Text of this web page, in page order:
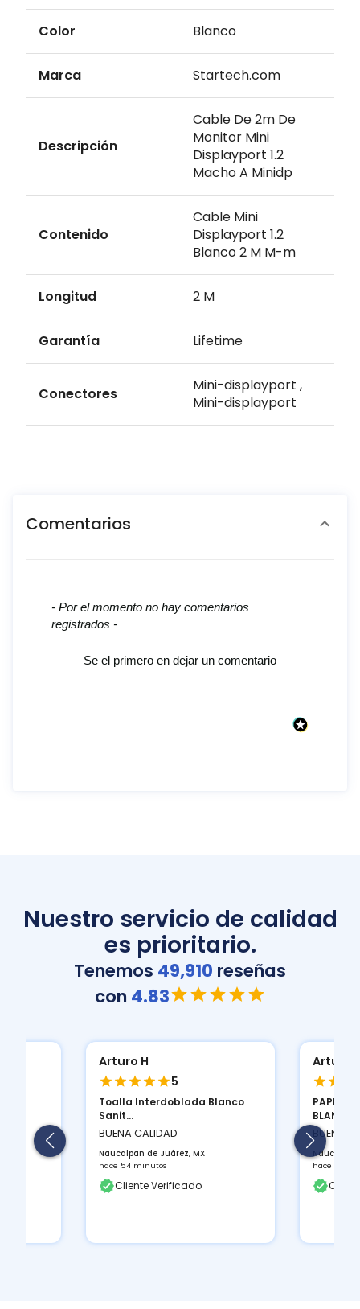
Color Blanco
Marca Startech.com
Descripción
Cable De 2m De
Monitor Mini
Displayport 1.2
Macho A Minidp
Contenido
Cable Mini
Displayport 1.2
Blanco 2 M M-m
Longitud 2 M
Garantía Lifetime
Conectores
Mini-displayport ,
Mini-displayport
Comentarios
- Por el momento no hay comentarios
registrados -
Se el primero en dejar un comentario
New content loaded
Nuestro servicio de calidad
es prioritario.
Tenemos 49,910 reseñas
con 4.83
Arturo H
5
Toalla Interdoblada Blanco
Sanit...
BUENA CALIDAD
Naucalpan de Juárez, MX
hace 54 minutos
Cliente Verificado
Arturo
PAPEL
BLANCO
BUENA
hace 54